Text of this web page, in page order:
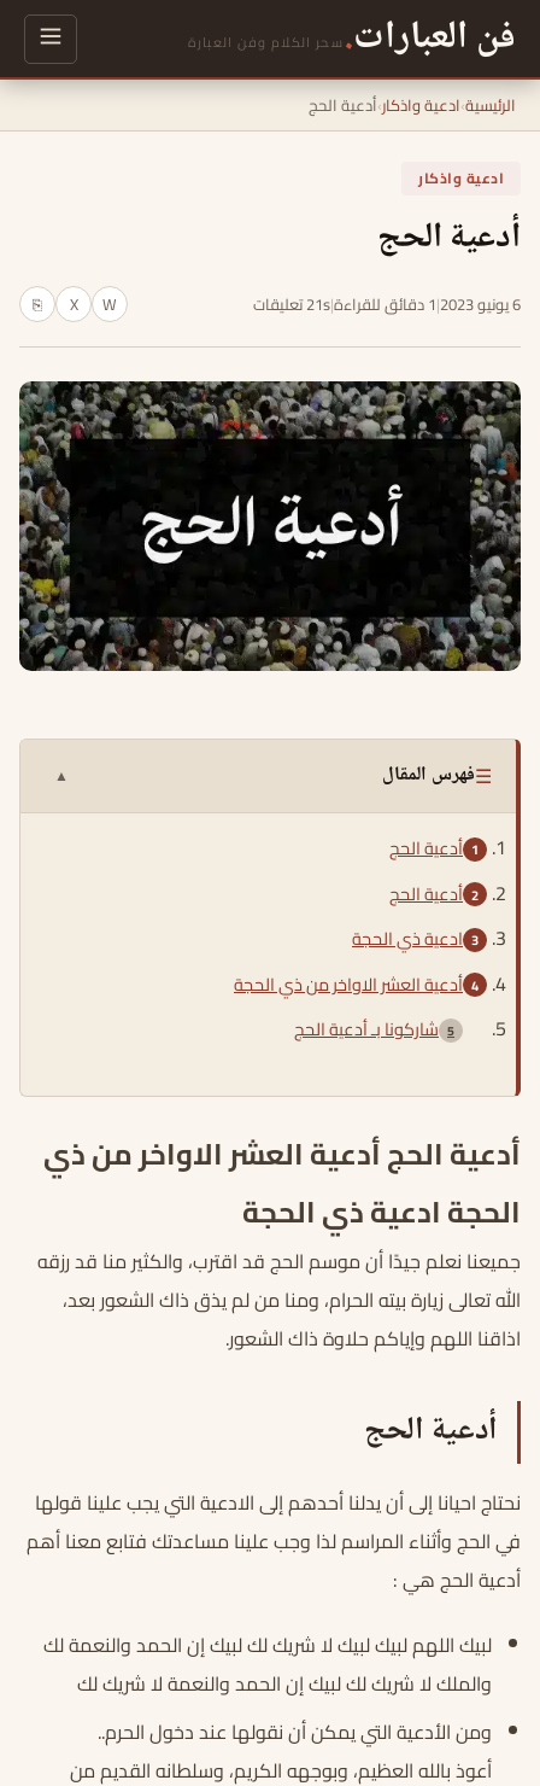
فن العبارات. سحر الكلام وفن العبارة
الرئيسية›ادعية واذكار›أدعية الحج
ادعية واذكار
أدعية الحج
6 يونيو 2023 |1 دقائق للقراءة |21s تعليقات W
X
⎘
☰فهرس المقال ▲
أدعية الحج
أدعية الحج
ادعية ذي الحجة
أدعية العشر الاواخر من ذي الحجة
شاركونا بـ أدعية الحج
أدعية الحج أدعية العشر الاواخر من ذي
الحجة ادعية ذي الحجة
جميعنا نعلم جيدًا أن موسم الحج قد اقترب، والكثير منا قد رزقه
الله تعالى زيارة بيته الحرام، ومنا من لم يذق ذاك الشعور بعد،
اذاقنا اللهم وإياكم حلاوة ذاك الشعور.
أدعية الحج
نحتاج احيانا إلى أن يدلنا أحدهم إلى الادعية التي يجب علينا قولها
في الحج وأثناء المراسم لذا وجب علينا مساعدتك فتابع معنا أهم
أدعية الحج هي :
لبيك اللهم لبيك لبيك لا شريك لك لبيك إن الحمد والنعمة لك
والملك لا شريك لك لبيك إن الحمد والنعمة لا شريك لك
ومن الأدعية التي يمكن أن نقولها عند دخول الحرم..
أعوذ بالله العظيم، وبوجهه الكريم، وسلطانه القديم من